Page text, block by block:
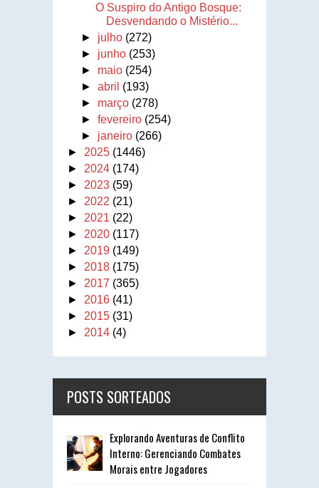
O Suspiro do Antigo Bosque:
Desvendando o Mistério...
► julho (272)
► junho (253)
► maio (254)
►abril (193)
► março (278)
►fevereiro (254)
► janeiro (266)
► 2025 (1446)
► 2024 (174)
► 2023 (59)
► 2022 (21)
► 2021 (22)
► 2020 (117)
► 2019 (149)
► 2018 (175)
► 2017 (365)
► 2016 (41)
► 2015 (31)
► 2014 (4)
POSTS SORTEADOS
Explorando Aventuras de Conflito
Interno: Gerenciando Combates
Morais entre Jogadores